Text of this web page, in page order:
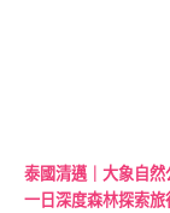
泰國清邁｜大象自
一日深度森林探索